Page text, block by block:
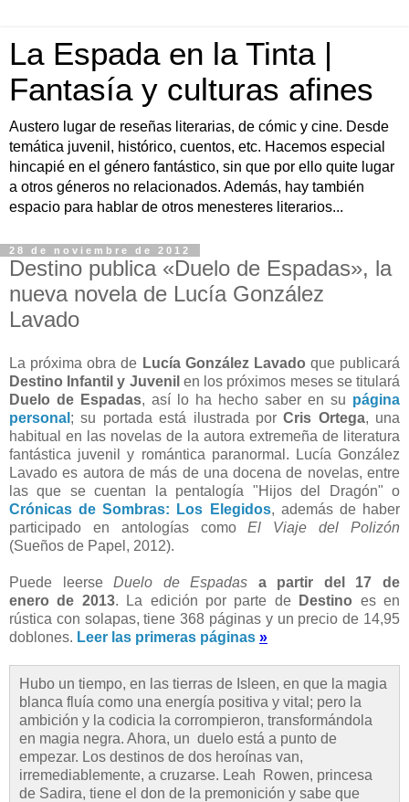
La Espada en la Tinta |
Fantasía y culturas afines
Austero lugar de reseñas literarias, de cómic y cine. Desde
temática juvenil, histórico, cuentos, etc. Hacemos especial
hincapié en el género fantástico, sin que por ello quite lugar
a otros géneros no relacionados. Además, hay también
espacio para hablar de otros menesteres literarios...
28 de noviembre de 2012
Destino publica «Duelo de Espadas», la
nueva novela de Lucía González
Lavado
La próxima obra de Lucía González Lavado que publicará
Destino Infantil y Juvenil en los próximos meses se titulará
Duelo de Espadas, así lo ha hecho saber en su página
personal ; su portada está ilustrada porCris Ortega, una
habitual en las novelas de la autora extremeña de literatura
fantástica juvenil y romántica paranormal. Lucía González
Lavado es autora de más de una docena de novelas, entre
las que se cuentan la pentalogía "Hijos del Dragón" o
Crónicas de Sombras: Los Elegidos, además de haber
participado en antologías comoEl Viaje del Polizón
(Sueños de Papel, 2012).
Puede leerseDuelo de Espadas a partir del 17 de
enero de 2013. La edición por parte de Destino es en
rústica con solapas, tiene 368 páginas y un precio de 14,95
doblones. Leer las primeras páginas »
Hubo un tiempo, en las tierras de Isleen, en que la magia
blanca fluía como una energía positiva y vital; pero la
ambición y la codicia la corrompieron, transformándola
en magia negra. Ahora, un duelo está a punto de
empezar. Los destinos de dos heroínas van,
irremediablemente, a cruzarse. Leah Rowen, princesa
de Sadira, tiene el don de la premonición y sabe que